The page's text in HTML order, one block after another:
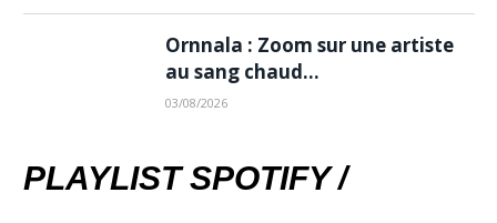
Ornnala : Zoom sur une artiste
au sang chaud…
03/08/2026
PLAYLIST SPOTIFY /